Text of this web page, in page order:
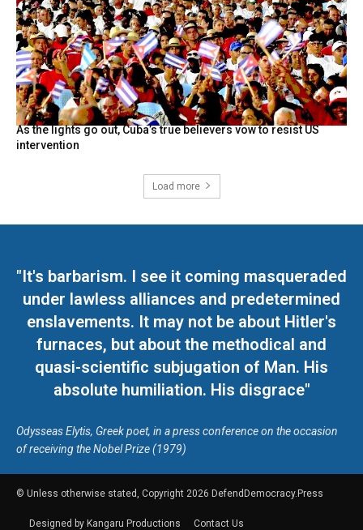
As the lights go out, Cuba’s true believers vow to resist US
intervention
Load more
"It's barbarism. I see it coming masqueraded
under lawless alliances and predetermined
enslavements. It may not be about Hitler's
furnaces, but about the methodical and
quasi-scientific subjugation of Man. His
absolute humiliation. His disgrace"
Odysseas Elytis, Greek poet, in a press conference on the occasion
of receiving the Nobel Prize (1979)
© Unless otherwise stated, Copyright 2026 DefendDemocracy.Press
Designed by Kangaru Productions Contact Us